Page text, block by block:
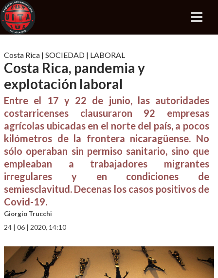
Costa Rica | SOCIEDAD | LABORAL
Costa Rica, pandemia y
explotación laboral
Entre el 17 y 22 de junio, las autoridades
costarricenses clausuraron 92 empresas
agrícolas ubicadas en el norte del país, a pocos
kilómetros de la frontera nicaragüense. No
sólo operaban sin permiso sanitario, sino que
empleaban a trabajadores migrantes
irregulares y en condiciones de
semiesclavitud. Decenas los casos positivos de
Covid-19.
Giorgio Trucchi
24 | 06 | 2020, 14:10